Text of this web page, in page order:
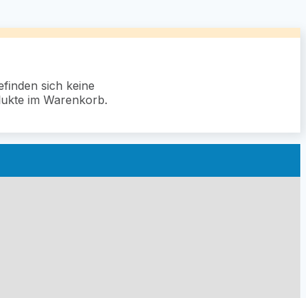
sich keine
im Warenkorb.